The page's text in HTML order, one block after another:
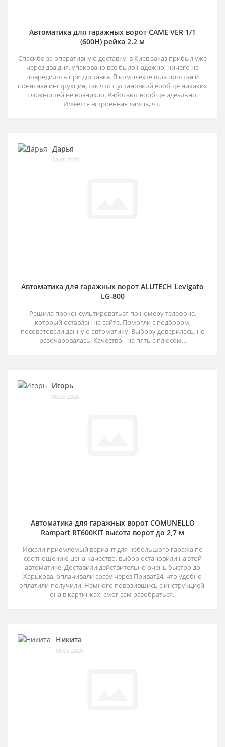
Автоматика для гаражных ворот CAME VER 1/1
(600H) рейка 2.2 м
Спасибо за оперативную доставку, в Киев заказ прибыл уже
через два дня, упаковано все было надежно, ничего не
повредилось при доставке. В комплекте шла простая и
понятная инструкция, так что с установкой вообще никаких
сложностей не возникло. Работают вообще идеально.
Имеется встроенная лампа, чт..
Дарья
08.05.2020
Автоматика для гаражных ворот ALUTECH Levigato
LG-800
Решила проконсультироваться по номеру телефона,
который оставлен на сайте. Помогли с подбором,
посоветовали данную автоматику. Выбору доверилась, не
разочаровалась. Качество - на пять с плюсом...
Игорь
08.05.2020
Автоматика для гаражных ворот COMUNELLO
Rampart RT600KIT высота ворот до 2,7 м
Искали приемлемый вариант для небольшого гаража по
соотношению цена-качество, выбор остановили на этой
автоматике. Доставили действительно очень быстро до
Харькова, оплачивали сразу через Приват24, что удобно
оплатили-получили. Немного повозившись с инструкцией,
она в картинках, смог сам разобраться..
Никита
08.05.2020